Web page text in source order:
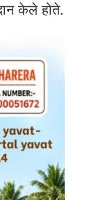
केले होते.